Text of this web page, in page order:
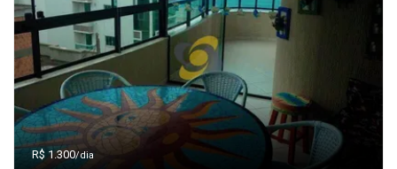
R$ 1.300/dia